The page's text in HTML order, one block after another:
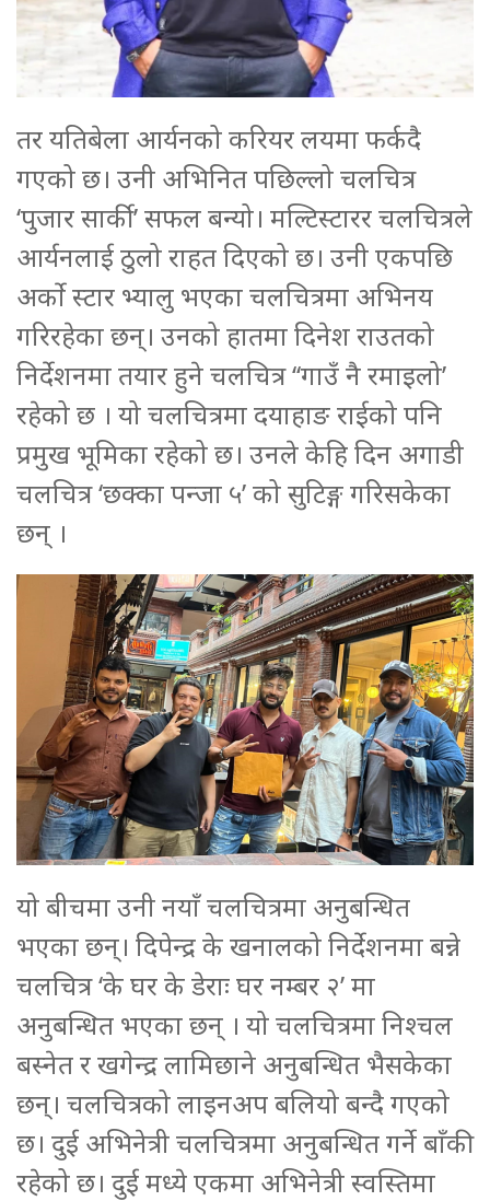
तर यतिबेला आर्यनको करियर लयमा फर्कदै
गएको छ। उनी अभिनित पछिल्लो चलचित्र
‘पुजार सार्की’ सफल बन्यो। मल्टिस्टारर चलचित्रले
आर्यनलाई ठुलो राहत दिएको छ। उनी एकपछि
अर्को स्टार भ्यालु भएका चलचित्रमा अभिनय
गरिरहेका छन्। उनको हातमा दिनेश राउतको
निर्देशनमा तयार हुने चलचित्र ‘‘गाउँ नै रमाइलो’
रहेको छ । यो चलचित्रमा दयाहाङ राईको पनि
प्रमुख भूमिका रहेको छ। उनले केहि दिन अगाडी
चलचित्र ‘छक्का पन्जा ५’ को सुटिङ्ग गरिसकेका
छन् ।
यो बीचमा उनी नयाँ चलचित्रमा अनुबन्धित
भएका छन्। दिपेन्द्र के खनालको निर्देशनमा बन्ने
चलचित्र ‘के घर के डेराः घर नम्बर २’ मा
अनुबन्धित भएका छन् । यो चलचित्रमा निश्चल
बस्नेत र खगेन्द्र लामिछाने अनुबन्धित भैसकेका
छन्। चलचित्रको लाइनअप बलियो बन्दै गएको
छ। दुई अभिनेत्री चलचित्रमा अनुबन्धित गर्ने बाँकी
रहेको छ। दुई मध्ये एकमा अभिनेत्री स्वस्तिमा